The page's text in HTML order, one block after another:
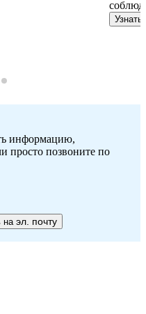
Узнать
информацию,
просто позвоните по
на эл. почту